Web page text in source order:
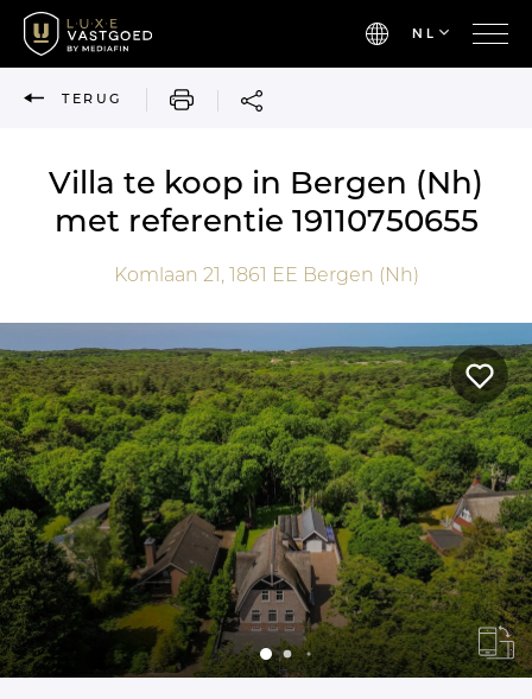
NL
TERUG AFDRUKKEN
Villa te koop in Bergen (Nh)
met referentie 19110750655
Komlaan 21, 1861 EE Bergen (Nh)